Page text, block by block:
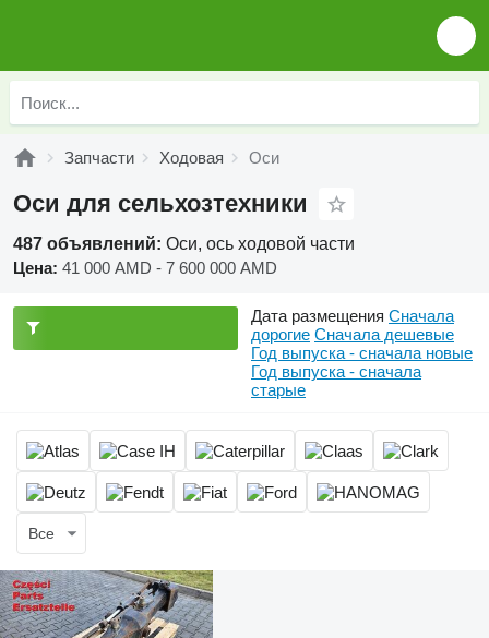
Запчасти Ходовая Оси
Оси для сельхозтехники
487 объявлений: Оси, ось ходовой части
Цена: 41 000 AMD - 7 600 000 AMD
Дата размещения Сначала
дорогие Сначала дешевые
Год выпуска - сначала новые
Год выпуска - сначала
старые
Все